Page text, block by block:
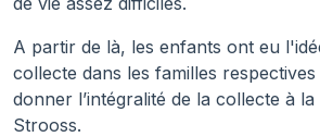
A partir de là, les enfants ont eu
collecte dans les familles
donner l’intégralité de la collecte à
Strooss.